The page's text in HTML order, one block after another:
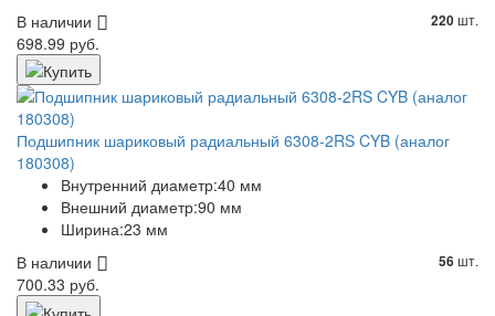
В наличии
220шт.
698.99 руб.
Подшипник шариковый радиальный 6308-2RS CYB (аналог
180308)
Внутренний диаметр:40 мм
Внешний диаметр:90 мм
Ширина:23 мм
В наличии
56 шт.
700.33 руб.